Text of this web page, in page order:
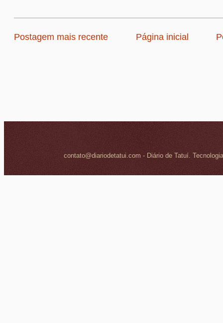
Postagem mais recente Página inicial
contato@diariodetatui.com - Diário de Tatuí.